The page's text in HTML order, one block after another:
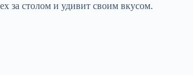
за столом и удивит своим вкусом.